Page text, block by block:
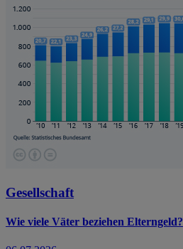
Gesellschaft
Wie viele Väter beziehen Elterngeld?